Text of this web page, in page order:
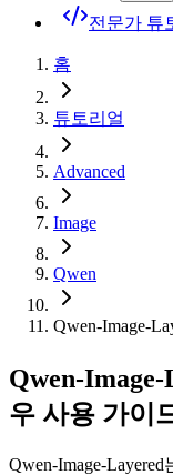
전문가 튜
홈
튜토리얼
Advanced
Image
Qwen
Qwen-Image-
Qwen-
우 사용 가이
Qwen-Image-